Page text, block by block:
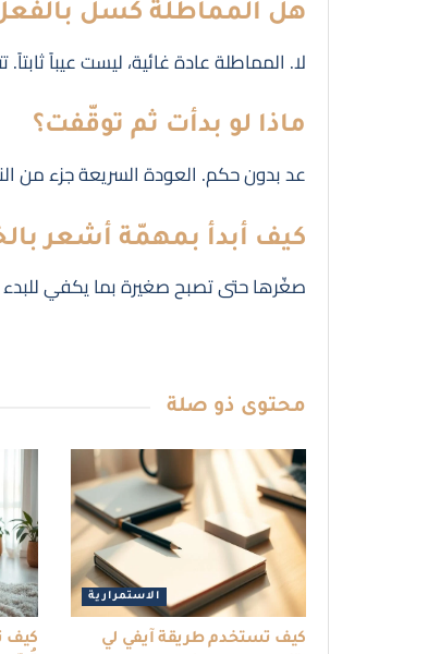
هل المماطلة كسل
لا. المماطلة عادة غائية، ليست عيباً
ماذا لو بدأت ثم توقّفت؟
عد بدون حكم. العودة السريعة جزء من
كيف أبدأ بمهمّة أشعر
صغّرها حتى تصبح صغيرة بما يكفي للبدء
محتوى ذو صلة
الاستمرارية
كيف تستخدم طريقة آيفي لي
كيف